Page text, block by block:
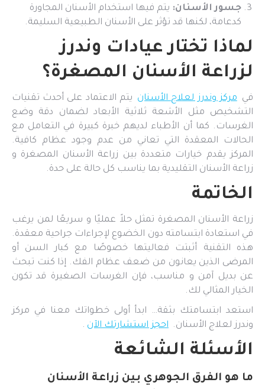
جسور الأسنان: يتم فيها استخدام الأسنان المجاورة
كدعامة، لكنها قد تؤثر على الأسنان الطبيعية السليمة.
لماذا تختار عيادات وندرز
لزراعة الأسنان المصغرة؟
في مركز وندرز لعلاج الأسنان يتم الاعتماد على أحدث تقنيات
التشخيص مثل الأشعة ثلاثية الأبعاد لضمان دقة وضع
الغرسات. كما أن الأطباء لديهم خبرة كبيرة في التعامل مع
الحالات المعقدة التي تعاني من عدم وجود عظام كافية.
المركز يقدم خيارات متعددة بين زراعة الأسنان المصغرة و
زراعة الأسنان التقليدية بما يناسب كل حالة على حدة.
الخاتمة
زراعة الأسنان المصغرة تمثل حلاً عمليًا و سريعًا لمن يرغب
في استعادة ابتسامته دون الخضوع لإجراءات جراحية معقدة.
هذه التقنية أثبتت فعاليتها خصوصًا مع كبار السن أو
المرضى الذين يعانون من ضعف عظام الفك. إذا كنت تبحث
عن بديل آمن و مناسب، فإن الغرسات الصغيرة قد تكون
الخيار المثالي لك.
استعد ابتسامتك بثقة… ابدأ أولى خطواتك معنا في مركز
وندرز لعلاج الأسنان. احجز استشارتك الآن .
الأسئلة الشائعة
ما هو الفرق الجوهري بين زراعة الأسنان